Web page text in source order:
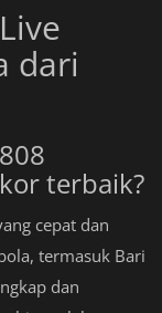
dari
terbaik?
cepat dan
termasuk Bari
dan